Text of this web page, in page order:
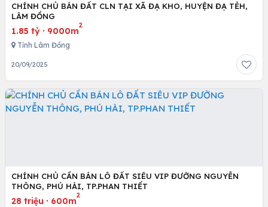
CHÍNH CHỦ BÁN ĐẤT CLN TẠI XÃ ĐẠ KHO, HUYỆN ĐẠ TẺH,
LÂM ĐỒNG
1.85 tỷ · 9000m
2
Tỉnh Lâm Đồng
20/09/2025
CHÍNH CHỦ CẦN BÁN LÔ ĐẤT SIÊU VIP ĐƯỜNG NGUYỄN
THÔNG, PHÚ HÀI, TP.PHAN THIẾT
28 triệu · 600m
2